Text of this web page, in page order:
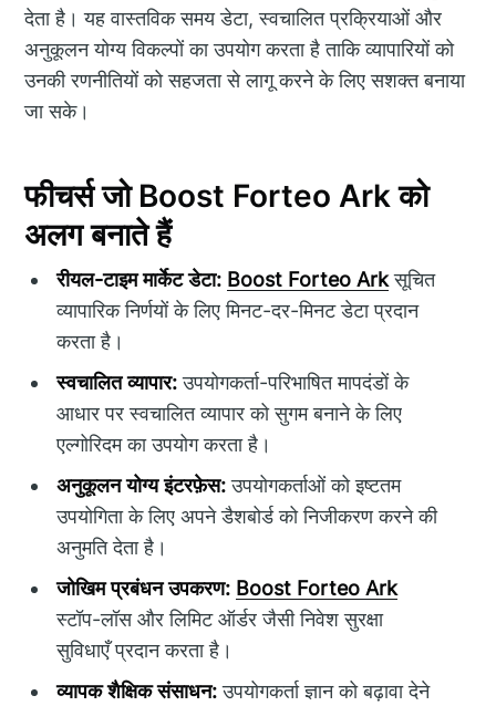
देता है। यह वास्तविक समय डेटा, स्वचालित प्रक्रियाओं और
अनुकूलन योग्य विकल्पों का उपयोग करता है ताकि व्यापारियों को
उनकी रणनीतियों को सहजता से लागू करने के लिए सशक्त बनाया
जा सके।
फीचर्स जो Boost Forteo Ark को
अलग बनाते हैं
रीयल-टाइम मार्केट डेटा: Boost Forteo Arkसूचित
व्यापारिक निर्णयों के लिए मिनट-दर-मिनट डेटा प्रदान
करता है।
स्वचालित व्यापार:उपयोगकर्ता-परिभाषित मापदंडों के
आधार पर स्वचालित व्यापार को सुगम बनाने के लिए
एल्गोरिदम का उपयोग करता है।
अनुकूलन योग्य इंटरफ़ेस:उपयोगकर्ताओं को इष्टतम
उपयोगिता के लिए अपने डैशबोर्ड को निजीकरण करने की
अनुमति देता है।
जोखिम प्रबंधन उपकरण: Boost Forteo Ark
स्टॉप-लॉस और लिमिट ऑर्डर जैसी निवेश सुरक्षा
सुविधाएँ प्रदान करता है।
व्यापक शैक्षिक संसाधन:उपयोगकर्ता ज्ञान को बढ़ावा देने